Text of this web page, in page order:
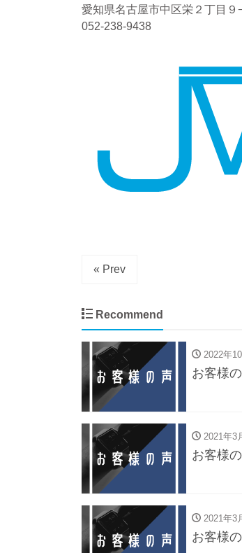
愛知県名古屋市中区栄２丁目
052-238-9438
« Prev
Recommend
2022年
お客様
2021年3
お客様
2021年3
お客様